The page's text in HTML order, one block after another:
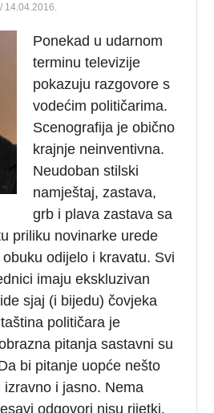
/ 14.04.2016.
Ponekad u udarnom
terminu televizije
pokazuju razgovore s
vodećim političarima.
Scenografija je obično
krajnje neinventivna.
Neudoban stilski
namještaj, zastava,
grb i plava zastava sa
priliku novinarke urede
odijelo i kravatu. Svi
imaju ekskluzivan
sjaj (i bijedu) čovjeka
političara je
pitanja sastavni su
bi pitanje uopće nešto
i jasno. Nema
odgovori nisu rijetki.